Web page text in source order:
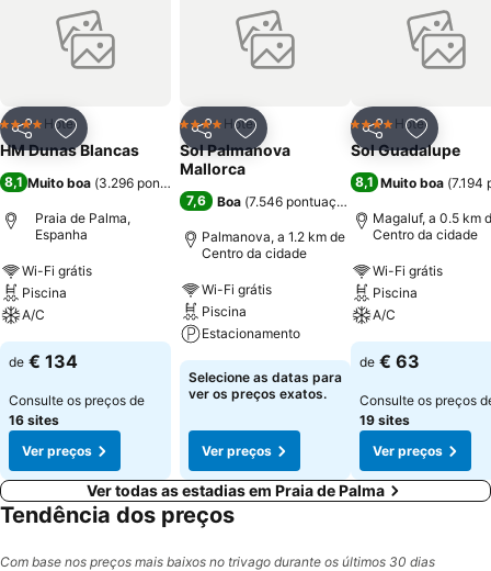
ténis de mesa e dardos. Os 167 quartos encontram-se equipados
com: ar condicionado, aquecimento, telefone, serviço de despertar,
WC com chuveiro ou banheira, secador de cabelo e espelho, janela
satélite. O hotel permite hospedar crianças com idade inferior a 2
anos gratuitamente.
PartilharAdicionar aos favoritos
4 EstrelasHotel
HM Dunas Blancas
8,1 Muito boa (3.296 pontuações
Praia de Palma,
Espanha
Wi-Fi grátis
Piscina
A/C
de € 134
Consulte os preços de
16 sites
Ver preços
PartilharAdicionar aos favoritos
4 EstrelasHotel
Sol Palmanova
Mallorca
7,6 Boa (7.546 pontuações
Palmanova, a 1.2 km de
Centro da cidade
Wi-Fi grátis
Piscina
Estacionamento
Selecione as datas para
ver os preços exatos.
Ver preços
Partilhar
4 EstrelasHotel
Sol Guadalupe
8,1 Muito boa (7.194
Magaluf, a 0.5 km
Centro da cidade
Wi-Fi grátis
Piscina
A/C
de € 63
Consulte os preços
19 sites
Ver preços
Ver todas as estadias em Praia de Palma
Tendência dos preços
Com base nos preços mais baixos no trivago durante os últimos 30 dias